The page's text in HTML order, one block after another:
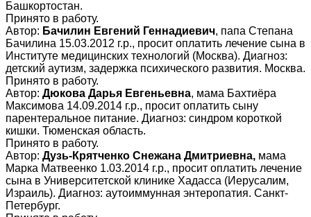
Башкортостан.
Принято в работу.
Автор: Бачилин Евгений Геннадиевич, папа Степана
Бачилина 15.03.2012 г.р., просит оплатить лечение сына в
Институте медицинских технологий (Москва). Диагноз:
детский аутизм, задержка психического развития. Москва.
Принято в работу.
Автор: Дюкова Дарья Евгеньевна, мама Бахтиёра
Максимова 14.09.2014 г.р., просит оплатить сыну
парентеральное питание. Диагноз: синдром короткой
кишки. Тюменская область.
Принято в работу.
Автор: Дузь-Крятченко Снежана Дмитриевна, мама
Марка Матвеенко 1.03.2014 г.р., просит оплатить лечение
сына в Университетской клинике Хадасса (Иерусалим,
Израиль). Диагноз: аутоиммунная энтеропатия. Санкт-
Петербург.